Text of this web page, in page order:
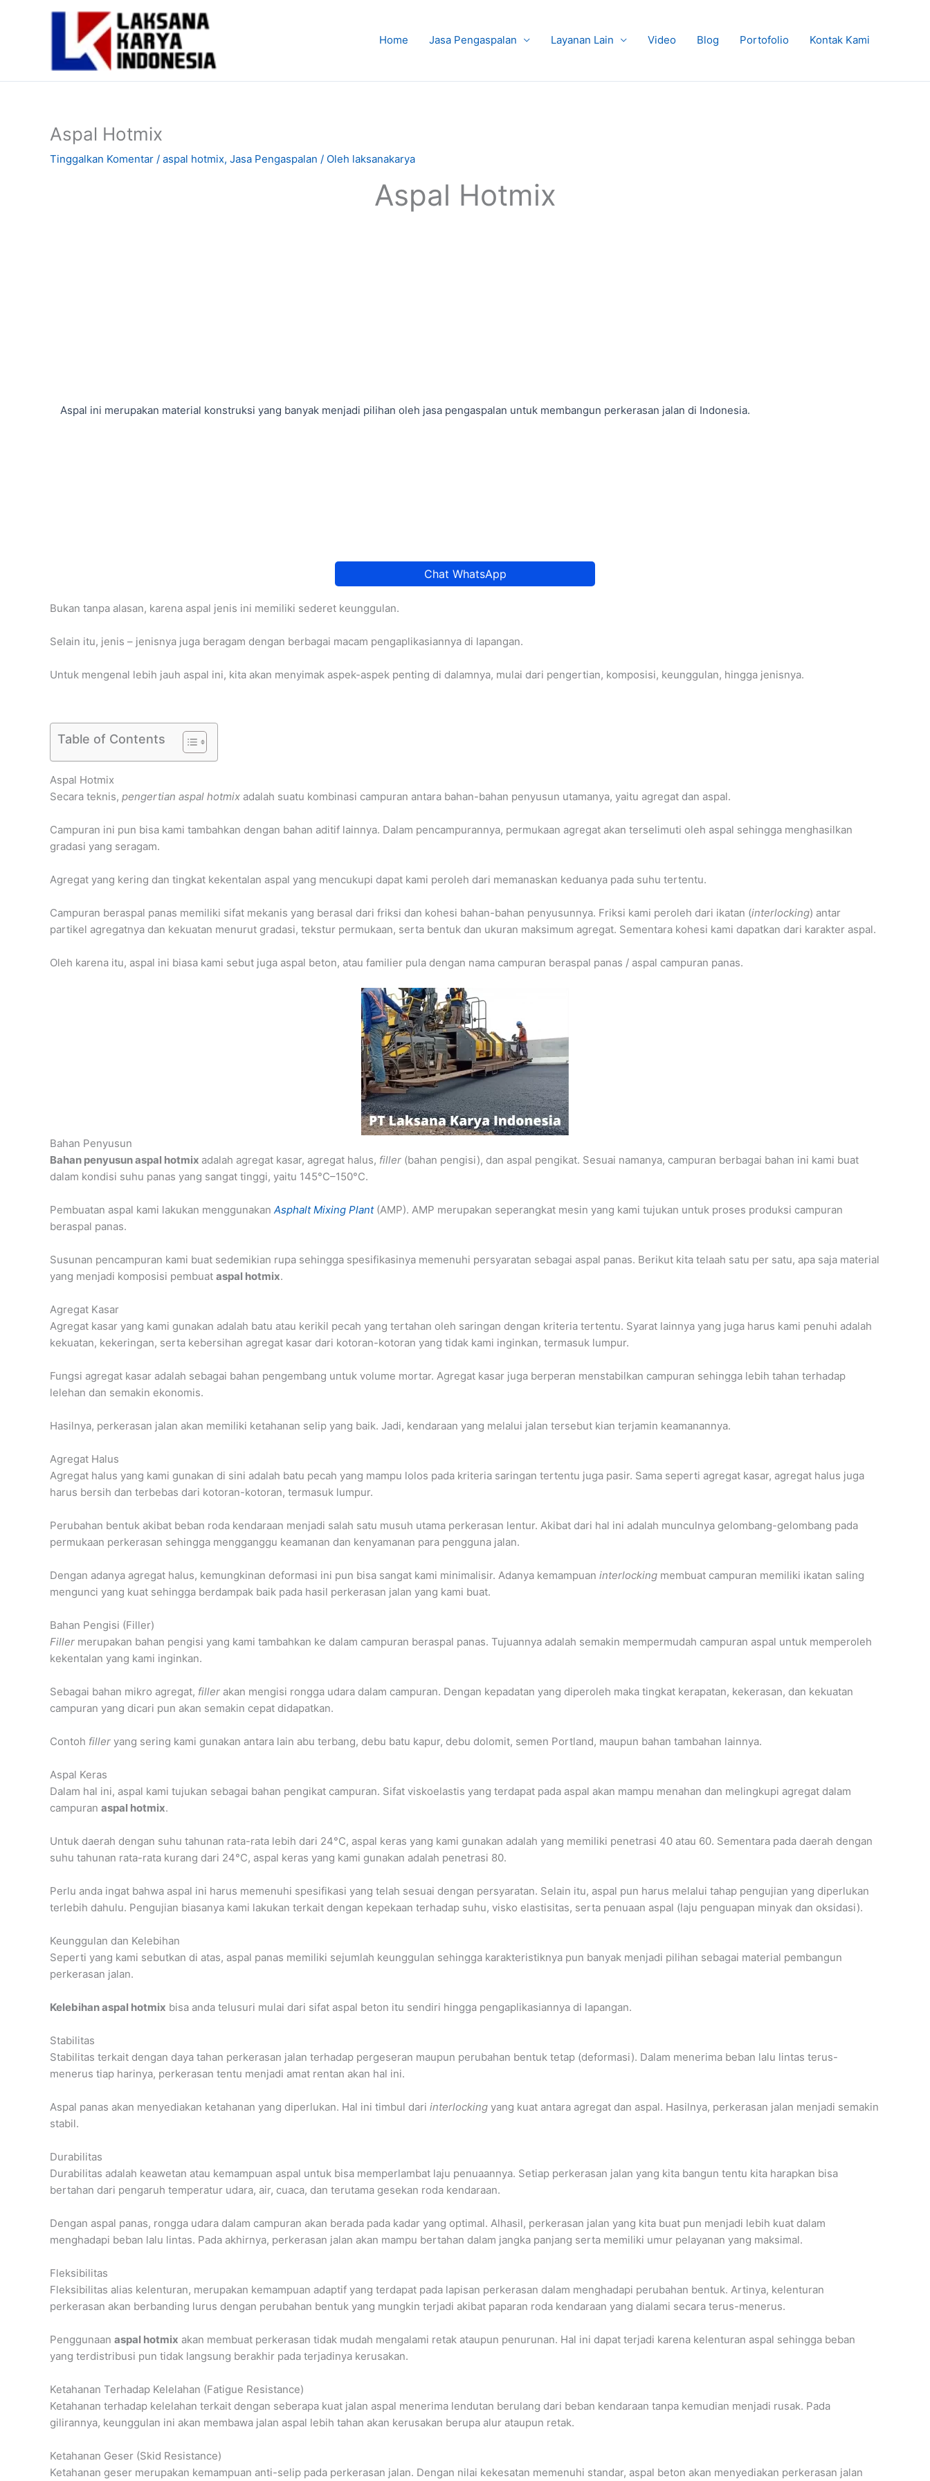
Home Jasa Pengaspalan Layanan Lain Video Blog Portofolio Kontak Kami
Aspal Hotmix
Tinggalkan Komentar / aspal hotmix, Jasa Pengaspalan / Oleh laksanakarya
Aspal Hotmix
Aspal ini merupakan material konstruksi yang banyak menjadi pilihan oleh jasa pengaspalan untuk membangun perkerasan jalan di Indonesia.
Chat WhatsApp
Bukan tanpa alasan, karena aspal jenis ini memiliki sederet keunggulan.
Selain itu, jenis – jenisnya juga beragam dengan berbagai macam pengaplikasiannya di lapangan.
Untuk mengenal lebih jauh aspal ini, kita akan menyimak aspek-aspek penting di dalamnya, mulai dari pengertian, komposisi, keunggulan, hingga jenisnya.
Table of Contents
Aspal Hotmix
Secara teknis, pengertian aspal hotmix adalah suatu kombinasi campuran antara bahan-bahan penyusun utamanya, yaitu agregat dan aspal.
Campuran ini pun bisa kami tambahkan dengan bahan aditif lainnya. Dalam pencampurannya, permukaan agregat akan terselimuti oleh aspal sehingga menghasilkan
gradasi yang seragam.
Agregat yang kering dan tingkat kekentalan aspal yang mencukupi dapat kami peroleh dari memanaskan keduanya pada suhu tertentu.
Campuran beraspal panas memiliki sifat mekanis yang berasal dari friksi dan kohesi bahan-bahan penyusunnya. Friksi kami peroleh dari ikatan (interlocking) antar
partikel agregatnya dan kekuatan menurut gradasi, tekstur permukaan, serta bentuk dan ukuran maksimum agregat. Sementara kohesi kami dapatkan dari karakter aspal.
Oleh karena itu, aspal ini biasa kami sebut juga aspal beton, atau familier pula dengan nama campuran beraspal panas / aspal campuran panas.
Bahan Penyusun
Bahan penyusun aspal hotmix adalah agregat kasar, agregat halus, filler (bahan pengisi), dan aspal pengikat. Sesuai namanya, campuran berbagai bahan ini kami buat
dalam kondisi suhu panas yang sangat tinggi, yaitu 145°C–150°C.
Pembuatan aspal kami lakukan menggunakan Asphalt Mixing Plant(AMP). AMP merupakan seperangkat mesin yang kami tujukan untuk proses produksi campuran
beraspal panas.
Susunan pencampuran kami buat sedemikian rupa sehingga spesifikasinya memenuhi persyaratan sebagai aspal panas. Berikut kita telaah satu per satu, apa saja material
yang menjadi komposisi pembuat aspal hotmix.
Agregat Kasar
Agregat kasar yang kami gunakan adalah batu atau kerikil pecah yang tertahan oleh saringan dengan kriteria tertentu. Syarat lainnya yang juga harus kami penuhi adalah
kekuatan, kekeringan, serta kebersihan agregat kasar dari kotoran-kotoran yang tidak kami inginkan, termasuk lumpur.
Fungsi agregat kasar adalah sebagai bahan pengembang untuk volume mortar. Agregat kasar juga berperan menstabilkan campuran sehingga lebih tahan terhadap
lelehan dan semakin ekonomis.
Hasilnya, perkerasan jalan akan memiliki ketahanan selip yang baik. Jadi, kendaraan yang melalui jalan tersebut kian terjamin keamanannya.
Agregat Halus
Agregat halus yang kami gunakan di sini adalah batu pecah yang mampu lolos pada kriteria saringan tertentu juga pasir. Sama seperti agregat kasar, agregat halus juga
harus bersih dan terbebas dari kotoran-kotoran, termasuk lumpur.
Perubahan bentuk akibat beban roda kendaraan menjadi salah satu musuh utama perkerasan lentur. Akibat dari hal ini adalah munculnya gelombang-gelombang pada
permukaan perkerasan sehingga mengganggu keamanan dan kenyamanan para pengguna jalan.
Dengan adanya agregat halus, kemungkinan deformasi ini pun bisa sangat kami minimalisir. Adanya kemampuan interlocking membuat campuran memiliki ikatan saling
mengunci yang kuat sehingga berdampak baik pada hasil perkerasan jalan yang kami buat.
Bahan Pengisi (Filler)
Filler merupakan bahan pengisi yang kami tambahkan ke dalam campuran beraspal panas. Tujuannya adalah semakin mempermudah campuran aspal untuk memperoleh
kekentalan yang kami inginkan.
Sebagai bahan mikro agregat, filler akan mengisi rongga udara dalam campuran. Dengan kepadatan yang diperoleh maka tingkat kerapatan, kekerasan, dan kekuatan
campuran yang dicari pun akan semakin cepat didapatkan.
Contoh filler yang sering kami gunakan antara lain abu terbang, debu batu kapur, debu dolomit, semen Portland, maupun bahan tambahan lainnya.
Aspal Keras
Dalam hal ini, aspal kami tujukan sebagai bahan pengikat campuran. Sifat viskoelastis yang terdapat pada aspal akan mampu menahan dan melingkupi agregat dalam
campuran aspal hotmix.
Untuk daerah dengan suhu tahunan rata-rata lebih dari 24°C, aspal keras yang kami gunakan adalah yang memiliki penetrasi 40 atau 60. Sementara pada daerah dengan
suhu tahunan rata-rata kurang dari 24°C, aspal keras yang kami gunakan adalah penetrasi 80.
Perlu anda ingat bahwa aspal ini harus memenuhi spesifikasi yang telah sesuai dengan persyaratan. Selain itu, aspal pun harus melalui tahap pengujian yang diperlukan
terlebih dahulu. Pengujian biasanya kami lakukan terkait dengan kepekaan terhadap suhu, visko elastisitas, serta penuaan aspal (laju penguapan minyak dan oksidasi).
Keunggulan dan Kelebihan
Seperti yang kami sebutkan di atas, aspal panas memiliki sejumlah keunggulan sehingga karakteristiknya pun banyak menjadi pilihan sebagai material pembangun
perkerasan jalan.
Kelebihan aspal hotmix bisa anda telusuri mulai dari sifat aspal beton itu sendiri hingga pengaplikasiannya di lapangan.
Stabilitas
Stabilitas terkait dengan daya tahan perkerasan jalan terhadap pergeseran maupun perubahan bentuk tetap (deformasi). Dalam menerima beban lalu lintas terus-
menerus tiap harinya, perkerasan tentu menjadi amat rentan akan hal ini.
Aspal panas akan menyediakan ketahanan yang diperlukan. Hal ini timbul dari interlocking yang kuat antara agregat dan aspal. Hasilnya, perkerasan jalan menjadi semakin
stabil.
Durabilitas
Durabilitas adalah keawetan atau kemampuan aspal untuk bisa memperlambat laju penuaannya. Setiap perkerasan jalan yang kita bangun tentu kita harapkan bisa
bertahan dari pengaruh temperatur udara, air, cuaca, dan terutama gesekan roda kendaraan.
Dengan aspal panas, rongga udara dalam campuran akan berada pada kadar yang optimal. Alhasil, perkerasan jalan yang kita buat pun menjadi lebih kuat dalam
menghadapi beban lalu lintas. Pada akhirnya, perkerasan jalan akan mampu bertahan dalam jangka panjang serta memiliki umur pelayanan yang maksimal.
Fleksibilitas
Fleksibilitas alias kelenturan, merupakan kemampuan adaptif yang terdapat pada lapisan perkerasan dalam menghadapi perubahan bentuk. Artinya, kelenturan
perkerasan akan berbanding lurus dengan perubahan bentuk yang mungkin terjadi akibat paparan roda kendaraan yang dialami secara terus-menerus.
Penggunaan aspal hotmix akan membuat perkerasan tidak mudah mengalami retak ataupun penurunan. Hal ini dapat terjadi karena kelenturan aspal sehingga beban
yang terdistribusi pun tidak langsung berakhir pada terjadinya kerusakan.
Ketahanan Terhadap Kelelahan (Fatigue Resistance)
Ketahanan terhadap kelelahan terkait dengan seberapa kuat jalan aspal menerima lendutan berulang dari beban kendaraan tanpa kemudian menjadi rusak. Pada
gilirannya, keunggulan ini akan membawa jalan aspal lebih tahan akan kerusakan berupa alur ataupun retak.
Ketahanan Geser (Skid Resistance)
Ketahanan geser merupakan kemampuan anti-selip pada perkerasan jalan. Dengan nilai kekesatan memenuhi standar, aspal beton akan menyediakan perkerasan jalan